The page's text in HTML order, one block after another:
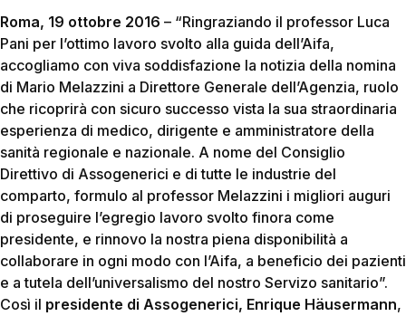
Roma, 19 ottobre 2016 – “Ringraziando il professor Luca
Pani per l’ottimo lavoro svolto alla guida dell’Aifa,
accogliamo con viva soddisfazione la notizia della nomina
di Mario Melazzini a Direttore Generale dell’Agenzia, ruolo
che ricoprirà con sicuro successo vista la sua straordinaria
esperienza di medico, dirigente e amministratore della
sanità regionale e nazionale. A nome del Consiglio
Direttivo di Assogenerici e di tutte le industrie del
comparto, formulo al professor Melazzini i migliori auguri
di proseguire l’egregio lavoro svolto finora come
presidente, e rinnovo la nostra piena disponibilità a
collaborare in ogni modo con l’Aifa, a beneficio dei pazienti
e a tutela dell’universalismo del nostro Servizo sanitario”.
Così il presidente di Assogenerici, Enrique Häusermann,